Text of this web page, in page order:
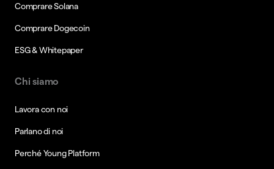
Comprare Solana
Comprare Dogecoin
ESG & Whitepaper
Chi siamo
Lavora con noi
Parlano di noi
Perché Young Platform